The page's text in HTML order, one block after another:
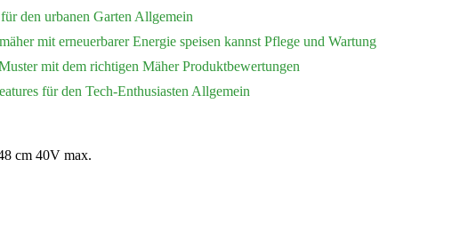
den urbanen Garten Allgemein
mit erneuerbarer Energie speisen kannst Pflege und Wartung
mit dem richtigen MäherProduktbewertungen
für den Tech-Enthusiasten Allgemein
cm 40V max.